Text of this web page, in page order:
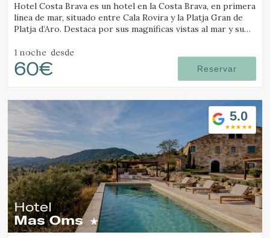
Hotel Costa Brava es un hotel en la Costa Brava, en primera
línea de mar, situado entre Cala Rovira y la Platja Gran de
Platja d’Aro. Destaca por sus magníficas vistas al mar y su
1 noche desde
60€ Reservar
5.0
Hotel
Mas Oms